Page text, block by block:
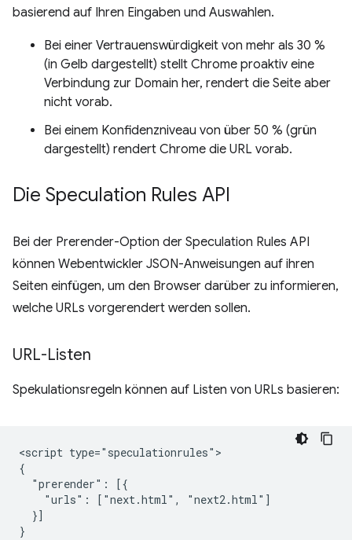
basierend auf Ihren Eingaben und Auswahlen.
Bei einer Vertrauenswürdigkeit von mehr als 30 %
(in Gelb dargestellt) stellt Chrome proaktiv eine
Verbindung zur Domain her, rendert die Seite aber
nicht vorab.
Bei einem Konfidenzniveau von über 50 % (grün
dargestellt) rendert Chrome die URL vorab.
Die Speculation Rules API
Bei der Prerender-Option der Speculation Rules API
können Webentwickler JSON-Anweisungen auf ihren
Seiten einfügen, um den Browser darüber zu informieren,
welche URLs vorgerendert werden sollen.
URL-Listen
Spekulationsregeln können auf Listen von URLs basieren:
<script type="speculationrules">
{
  "prerender": [{
    "urls": ["next.html", "next2.html"]
  }]
}